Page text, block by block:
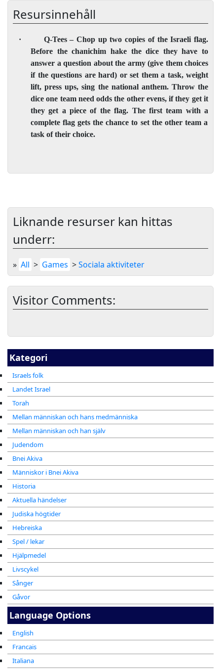
Kategori
Israels folk
Landet Israel
Torah
Mellan människan och hans medmänniska
Mellan människan och han själv
Judendom
Bnei Akiva
Människor i Bnei Akiva
Historia
Aktuella händelser
Judiska högtider
Hebreiska
Spel / lekar
Hjälpmedel
Livscykel
Sånger
Gåvor
Resursinnehåll
· Q-Tees –Chop up two copies of the Israeli flag.
Before the chanichim hake the dice they have to
answer a question about the army (give them choices
if the questions are hard) or set them a task, weight
lift, press ups, sing the national anthem. Throw the
dice one team need odds the other evens, if they get it
they get a piece of the flag. The first team witha
complete flag gets the chance to set the other team a
task of their choice.
Liknande resurser kan hittas
underr:
» All > Games >Sociala aktiviteter
Visitor Comments:
Language Options
English
Francais
Italiana